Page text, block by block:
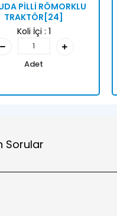
PİLLİ RÖMORKLU
TRAKTÖR[24]
Koli İçi : 1
Adet
Sorular